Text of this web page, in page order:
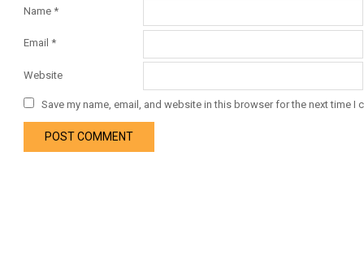
Name *
Email *
Website
Save my name, email, and website in this browser for the next time I